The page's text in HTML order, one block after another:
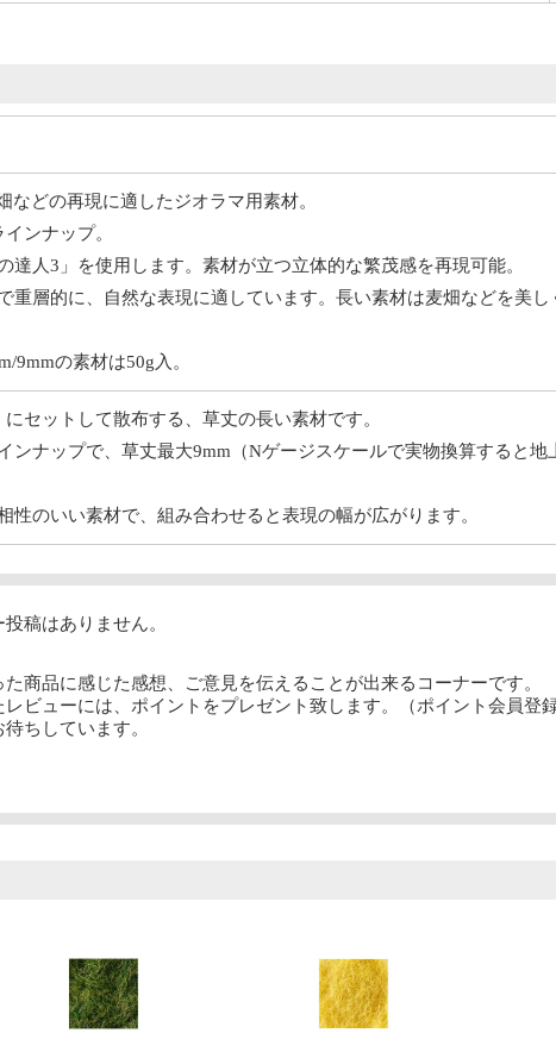
などの再現に適したジオラマ用素材。
ンナップ。
達人3」を使用します。素材が立つ立体的な繁茂感を再現可能。
重層的に、自然な表現に適しています。長い素材は麦畑などを美
9mmの素材は50g入。
セットして散布する、草丈の長い素材です。
ンナップで、草丈最大9mm（Nゲージスケールで実物換算すると
性のいい素材で、組み合わせると表現の幅が広がります。
稿はありません。
商品に感じた感想、ご意見を伝えることが出来るコーナーです。
ビューには、ポイントをプレゼント致します。（ポイント会員登
ちしています。